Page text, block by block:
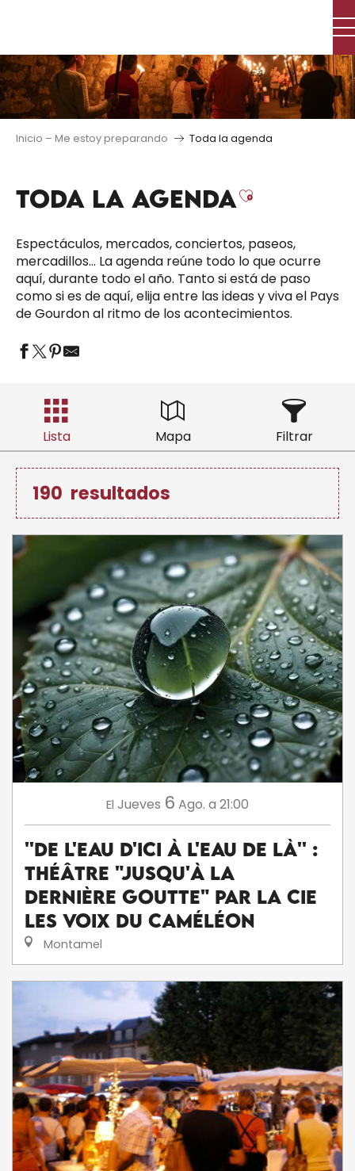
principal
Inicio – Me estoy preparando Toda la agenda
TODA LA AGENDAAjouter
Espectáculos, mercados, conciertos, paseos,
mercadillos… La agenda reúne todo lo que ocurre
aquí, durante todo el año. Tanto si está de paso
como si es de aquí, elija entre las ideas y viva el Pays
de Gourdon al ritmo de los acontecimientos.
Lista Mapa Filtrar
190 resultados
El Jueves 6 Ago. a 21:00
''De l'eau d'ici à l'eau de là'' :
théâtre "Jusqu'à la
dernière goutte" par la Cie
Les voix du caméléon
Montamel